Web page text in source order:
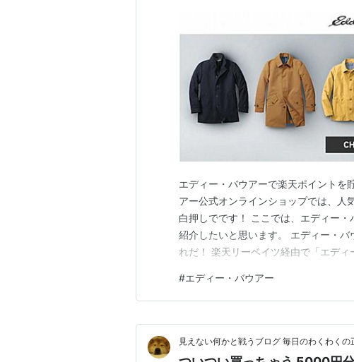
エディー・バウアーで楽天ポイントを
アー公式オンラインショップでは、人
白押しでです！ ここでは、エディー
紹介したいと思います。 エディー・
れだ！ 楽天リーベイツ経由で「エデ
ー公式オンラインショップ利用はこの
た！ 楽天リーベイツ（Rebates）の利
#エディー・バウアー
見えない何かと戦うブログ 毎日のわくわくの